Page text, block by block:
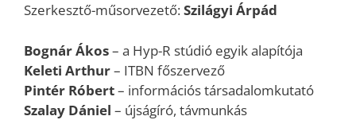
Szerkesztő-műsorvezető:Szilágyi Árpád
Bognár Ákos– a Hyp-R stúdió egyik alapítója
Keleti Arthur– ITBN főszervező
Pintér Róbert– információs társadalomkutató
Szalay Dániel – újságíró, távmunkás